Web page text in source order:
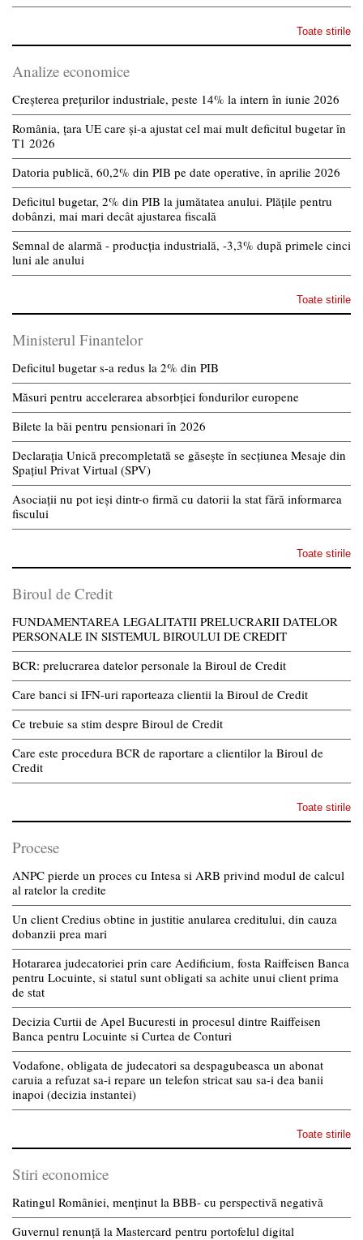
Toate stirile
Analize economice
Creșterea prețurilor industriale, peste 14% la intern în iunie 2026
România, țara UE care și-a ajustat cel mai mult deficitul bugetar în
T1 2026
Datoria publică, 60,2% din PIB pe date operative, în aprilie 2026
Deficitul bugetar, 2% din PIB la jumătatea anului. Plățile pentru
dobânzi, mai mari decât ajustarea fiscală
Semnal de alarmă - producția industrială, -3,3% după primele cinci
luni ale anului
Toate stirile
Ministerul Finantelor
Deficitul bugetar s-a redus la 2% din PIB
Măsuri pentru accelerarea absorbției fondurilor europene
Bilete la băi pentru pensionari în 2026
Declarația Unică precompletată se găsește în secțiunea Mesaje din
Spațiul Privat Virtual (SPV)
Asociații nu pot ieși dintr-o firmă cu datorii la stat fără informarea
fiscului
Toate stirile
Biroul de Credit
FUNDAMENTAREA LEGALITATII PRELUCRARII DATELOR
PERSONALE IN SISTEMUL BIROULUI DE CREDIT
BCR: prelucrarea datelor personale la Biroul de Credit
Care banci si IFN-uri raporteaza clientii la Biroul de Credit
Ce trebuie sa stim despre Biroul de Credit
Care este procedura BCR de raportare a clientilor la Biroul de
Credit
Toate stirile
Procese
ANPC pierde un proces cu Intesa si ARB privind modul de calcul
al ratelor la credite
Un client Credius obtine in justitie anularea creditului, din cauza
dobanzii prea mari
Hotararea judecatoriei prin care Aedificium, fosta Raiffeisen Banca
pentru Locuinte, si statul sunt obligati sa achite unui client prima
de stat
Decizia Curtii de Apel Bucuresti in procesul dintre Raiffeisen
Banca pentru Locuinte si Curtea de Conturi
Vodafone, obligata de judecatori sa despagubeasca un abonat
caruia a refuzat sa-i repare un telefon stricat sau sa-i dea banii
inapoi (decizia instantei)
Toate stirile
Stiri economice
Ratingul României, menținut la BBB- cu perspectivă negativă
Guvernul renunță la Mastercard pentru portofelul digital